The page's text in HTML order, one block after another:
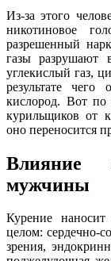
Из-за этого
никотиновое
разрешенный
газы разрушают
углекислый газ,
результате чего
кислород. Вот по
курильщиков от
оно переносится
Влияние
мужчины
Курение
целом: сердечно-
зрения,